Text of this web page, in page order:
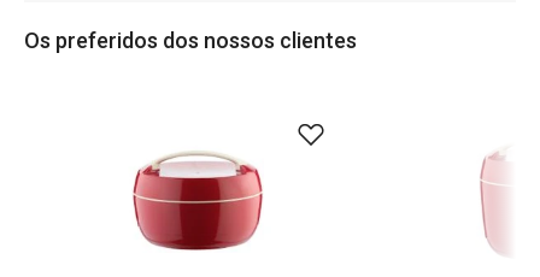
Os preferidos dos nossos clientes